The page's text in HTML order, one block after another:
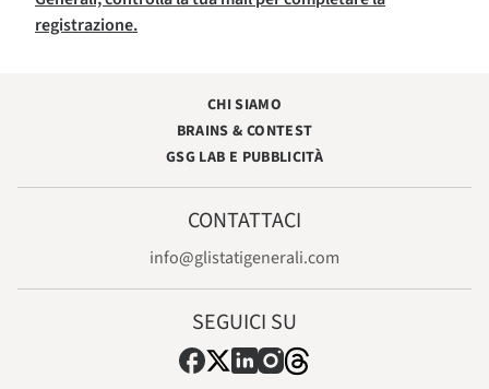
registrazione.
CHI SIAMO
BRAINS & CONTEST
GSG LAB E PUBBLICITÀ
CONTATTACI
info@glistatigenerali.com
SEGUICI SU